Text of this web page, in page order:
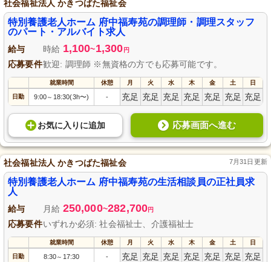
社会福祉法人 かきつばた福祉会
特別養護老人ホーム 府中福寿苑の調理師・調理スタッフ
のパート・アルバイト求人
給与 時給 1,100~1,300 円
応募要件歓迎: 調理師 ※無資格の方でも応募可能です。
就業時間 休憩 月 火 水 木 金 土 日
日勤 9:00～ 18:30(3h〜) - 充足 充足 充足 充足 充足 充足 充足
お気に入り に追加 応募画面へ進む
社会福祉法人 かきつばた福祉会 7月31日更新
特別養護老人ホーム 府中福寿苑の生活相談員の正社員求
人
給与 月給 250,000~282,700円
応募要件いずれか必須: 社会福祉士、介護福祉士
就業時間 休憩 月 火 水 木 金 土 日
日勤 8:30～ 17:30 - 充足 充足 充足 充足 充足 充足 充足